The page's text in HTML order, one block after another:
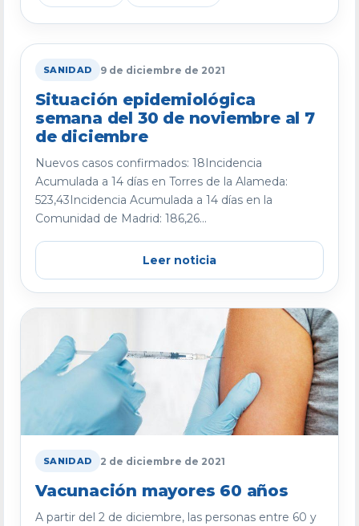
SANIDAD 9 de diciembre de 2021
Situación epidemiológica
semana del 30 de noviembre al 7
de diciembre
Nuevos casos confirmados: 18Incidencia
Acumulada a 14 días en Torres de la Alameda:
523,43Incidencia Acumulada a 14 días en la
Comunidad de Madrid: 186,26...
Leer noticia
SANIDAD 2 de diciembre de 2021
Vacunación mayores 60 años
A partir del 2 de diciembre, las personas entre 60 y